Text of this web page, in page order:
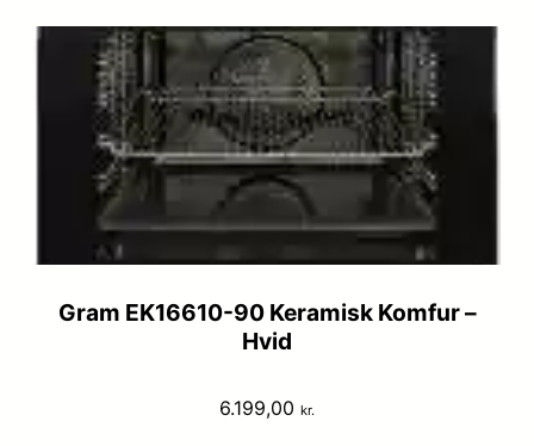
Gram EK16610-90 Keramisk Komfur –
Hvid
6.199,00 kr.